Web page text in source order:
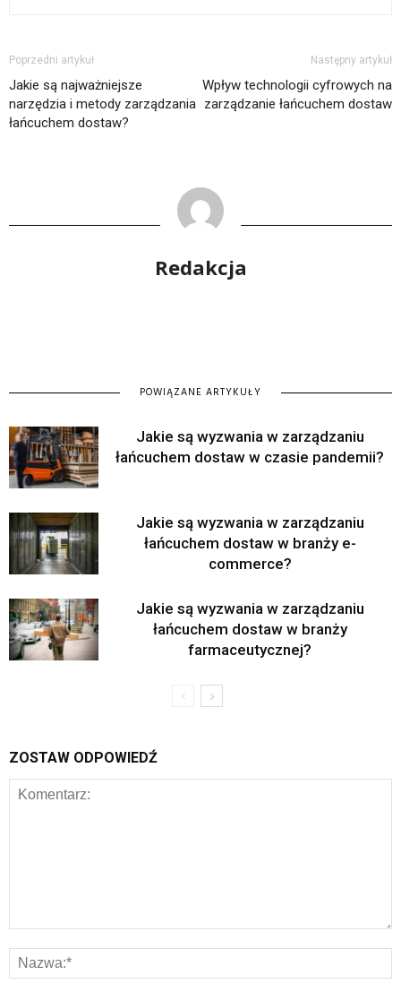
Poprzedni artykuł
Jakie są najważniejsze
narzędzia i metody zarządzania
łańcuchem dostaw?
Następny artykuł
Wpływ technologii cyfrowych na
zarządzanie łańcuchem dostaw
Redakcja
POWIĄZANE ARTYKUŁY
Jakie są wyzwania w zarządzaniu
łańcuchem dostaw w czasie pandemii?
Jakie są wyzwania w zarządzaniu
łańcuchem dostaw w branży e-
commerce?
Jakie są wyzwania w zarządzaniu
łańcuchem dostaw w branży
farmaceutycznej?
ZOSTAW ODPOWIEDŹ